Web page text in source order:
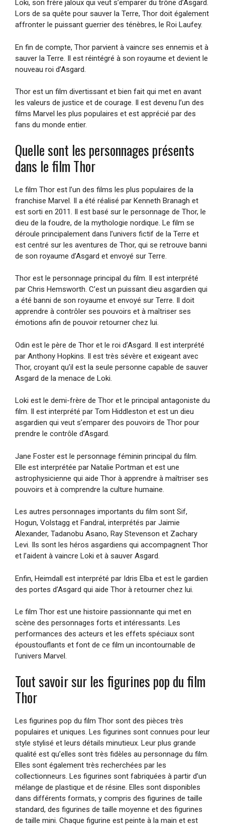
Loki, son frère jaloux qui veut s’emparer du trône d’Asgard.
Lors de sa quête pour sauver la Terre, Thor doit également
affronter le puissant guerrier des ténèbres, le Roi Laufey.
En fin de compte, Thor parvient à vaincre ses ennemis et à
sauver la Terre. Il est réintégré à son royaume et devient le
nouveau roi d’Asgard.
Thor est un film divertissant et bien fait qui met en avant
les valeurs de justice et de courage. Il est devenu l’un des
films Marvel les plus populaires et est apprécié par des
fans du monde entier.
Quelle sont les personnages présents
dans le film Thor
Le film Thor est l’un des films les plus populaires de la
franchise Marvel. Il a été réalisé par Kenneth Branagh et
est sorti en 2011. Il est basé sur le personnage de Thor, le
dieu de la foudre, de la mythologie nordique. Le film se
déroule principalement dans l’univers fictif de la Terre et
est centré sur les aventures de Thor, qui se retrouve banni
de son royaume d’Asgard et envoyé sur Terre.
Thor est le personnage principal du film. Il est interprété
par Chris Hemsworth. C’est un puissant dieu asgardien qui
a été banni de son royaume et envoyé sur Terre. Il doit
apprendre à contrôler ses pouvoirs et à maîtriser ses
émotions afin de pouvoir retourner chez lui.
Odin est le père de Thor et le roi d’Asgard. Il est interprété
par Anthony Hopkins. Il est très sévère et exigeant avec
Thor, croyant qu’il est la seule personne capable de sauver
Asgard de la menace de Loki.
Loki est le demi-frère de Thor et le principal antagoniste du
film. Il est interprété par Tom Hiddleston et est un dieu
asgardien qui veut s’emparer des pouvoirs de Thor pour
prendre le contrôle d’Asgard.
Jane Foster est le personnage féminin principal du film.
Elle est interprétée par Natalie Portman et est une
astrophysicienne qui aide Thor à apprendre à maîtriser ses
pouvoirs et à comprendre la culture humaine.
Les autres personnages importants du film sont Sif,
Hogun, Volstagg et Fandral, interprétés par Jaimie
Alexander, Tadanobu Asano, Ray Stevenson et Zachary
Levi. Ils sont les héros asgardiens qui accompagnent Thor
et l’aident à vaincre Loki et à sauver Asgard.
Enfin, Heimdall est interprété par Idris Elba et est le gardien
des portes d’Asgard qui aide Thor à retourner chez lui.
Le film Thor est une histoire passionnante qui met en
scène des personnages forts et intéressants. Les
performances des acteurs et les effets spéciaux sont
époustouflants et font de ce film un incontournable de
l’univers Marvel.
Tout savoir sur les figurines pop du film
Thor
Les figurines pop du film Thor sont des pièces très
populaires et uniques. Les figurines sont connues pour leur
style stylisé et leurs détails minutieux. Leur plus grande
qualité est qu’elles sont très fidèles au personnage du film.
Elles sont également très recherchées par les
collectionneurs. Les figurines sont fabriquées à partir d’un
mélange de plastique et de résine. Elles sont disponibles
dans différents formats, y compris des figurines de taille
standard, des figurines de taille moyenne et des figurines
de taille mini. Chaque figurine est peinte à la main et est